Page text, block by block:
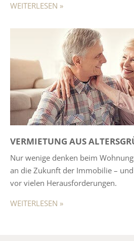
WEITERLESEN »
VERMIETUNG AUS
Nur wenige denken beim
an die Zukunft der Immobilie –
vor vielen Herausforderungen.
WEITERLESEN »